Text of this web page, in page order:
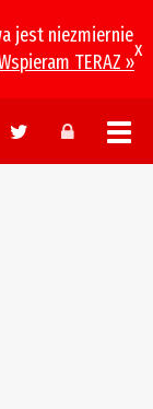
jest niezmiernie
TERAZ »
x